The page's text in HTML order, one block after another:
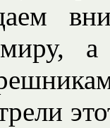
миру,